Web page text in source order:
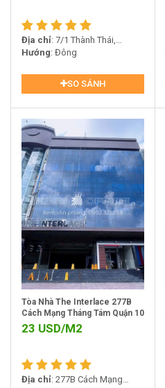
Địa chỉ: 7/1 Thành Thái,
Phường 14, Quận 10
Hướng : Đông
SO SÁNH
Tòa Nhà The Interlace 277B
Cách Mạng Tháng Tám Quận 10
23 USD/M2
Địa chỉ: 277B Cách Mạng